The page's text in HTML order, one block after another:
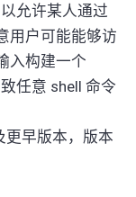
允许某人通过
用户可能能够访
入构建一个
任意 shell 命令
更早版本，版本